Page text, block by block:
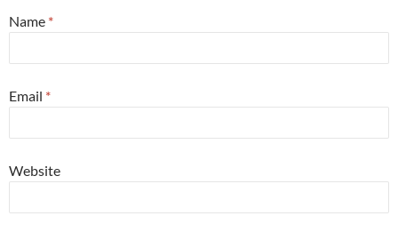
Name *
Email *
Website